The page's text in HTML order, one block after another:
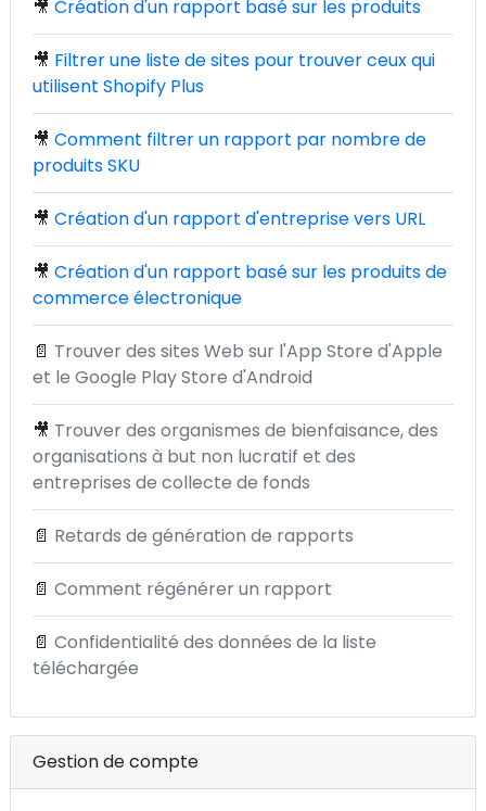
🎥 Création d'un rapport basé sur les produits
🎥 Filtrer une liste de sites pour trouver ceux qui
utilisent Shopify Plus
🎥 Comment filtrer un rapport par nombre de
produits SKU
🎥 Création d'un rapport d'entreprise vers URL
🎥 Création d'un rapport basé sur les produits de
commerce électronique
📄 Trouver des sites Web sur l'App Store d'Apple
et le Google Play Store d'Android
🎥 Trouver des organismes de bienfaisance, des
organisations à but non lucratif et des
entreprises de collecte de fonds
📄 Retards de génération de rapports
📄 Comment régénérer un rapport
📄 Confidentialité des données de la liste
téléchargée
Gestion de compte